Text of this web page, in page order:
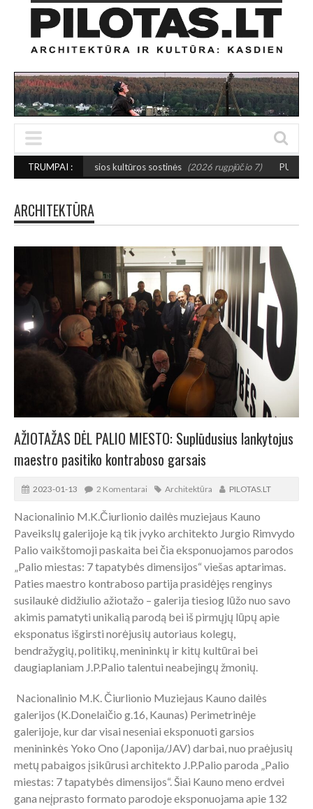
TRUMPAI :
kultūros sostinės (2026 rugpjūčio 7) PUSIAUSVYROS AKTAS
ARCHITEKTŪRA
AŽIOTAŽAS DĖL PALIO MIESTO: Suplūdusius lankytojus
maestro pasitiko kontraboso garsais
2023-01-13 2 Komentarai Architektūra PILOTAS.LT
Nacionalinio M.K.Čiurlionio dailės muziejaus Kauno
Paveikslų galerijoje ką tik įvyko architekto Jurgio Rimvydo
Palio vaikštomoji paskaita bei čia eksponuojamos parodos
„Palio miestas: 7 tapatybės dimensijos“ viešas aptarimas.
Paties maestro kontraboso partija prasidėjęs renginys
susilaukė didžiulio ažiotažo – galerija tiesiog lūžo nuo savo
akimis pamatyti unikalią parodą bei iš pirmųjų lūpų apie
eksponatus išgirsti norėjusių autoriaus kolegų,
bendražygių, politikų, menininkų ir kitų kultūrai bei
daugiaplaniam J.P.Palio talentui neabejingų žmonių.
Nacionalinio M.K. Čiurlionio Muziejaus Kauno dailės
galerijos (K.Donelaičio g.16, Kaunas) Perimetrinėje
galerijoje, kur dar visai neseniai eksponuoti garsios
menininkės Yoko Ono (Japonija/JAV) darbai, nuo praėjusių
metų pabaigos įsikūrusi architekto J.P.Palio paroda „Palio
miestas: 7 tapatybės dimensijos“. Šiai Kauno meno erdvei
gana neįprasto formato parodoje eksponuojama apie 132